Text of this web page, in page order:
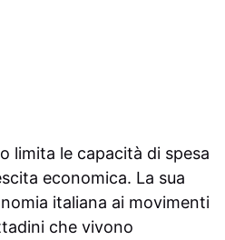
limita le capacità di spesa
economica. La sua
italiana ai movimenti
che vivono